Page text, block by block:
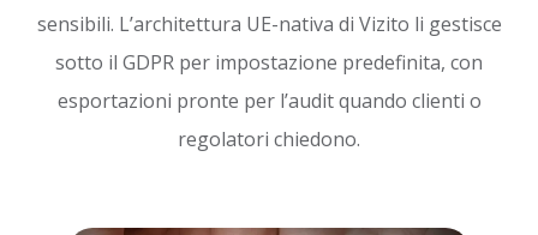
sensibili. L’architettura UE-nativa di Vizito li gestisce
sotto il GDPR per impostazione predefinita, con
esportazioni pronte per l’audit quando clienti o
regolatori chiedono.